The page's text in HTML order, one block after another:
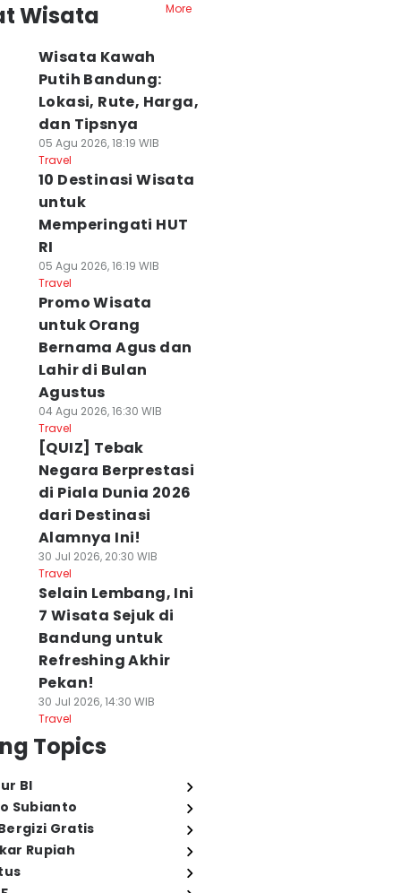
Wisata
More
Wisata Kawah
Putih Bandung:
Lokasi, Rute, Harga,
dan Tipsnya
05 Agu 2026, 18:19 WIB
Travel
10 Destinasi Wisata
untuk
Memperingati HUT
RI
05 Agu 2026, 16:19 WIB
Travel
Promo Wisata
untuk Orang
Bernama Agus dan
Lahir di Bulan
Agustus
04 Agu 2026, 16:30 WIB
Travel
[QUIZ] Tebak
Negara Berprestasi
di Piala Dunia 2026
dari Destinasi
Alamnya Ini!
30 Jul 2026, 20:30 WIB
Travel
Selain Lembang, Ini
7 Wisata Sejuk di
Bandung untuk
Refreshing Akhir
Pekan!
30 Jul 2026, 14:30 WIB
Travel
Topics
BI
Subianto
Gratis
Rupiah